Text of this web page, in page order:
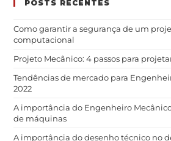
POSTS RECENTES
Como garantir a segurança de um
computacional
Projeto Mecânico: 4 passos para
Tendências de mercado para
2022
A importância do Engenheiro
de máquinas
A importância do desenho técnico no